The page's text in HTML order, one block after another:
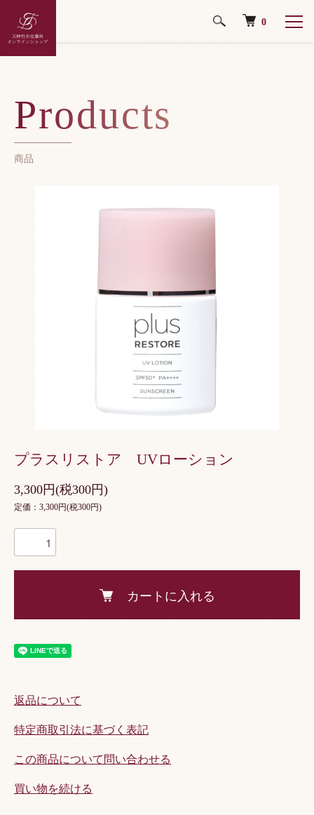
0
ホーム
Products
商品
プラスリストア UVローション
3,300円(税300円)
定価：3,300円(税300円)
カートに入れる
返品について
特定商取引法に基づく表記
この商品について問い合わせる
買い物を続ける